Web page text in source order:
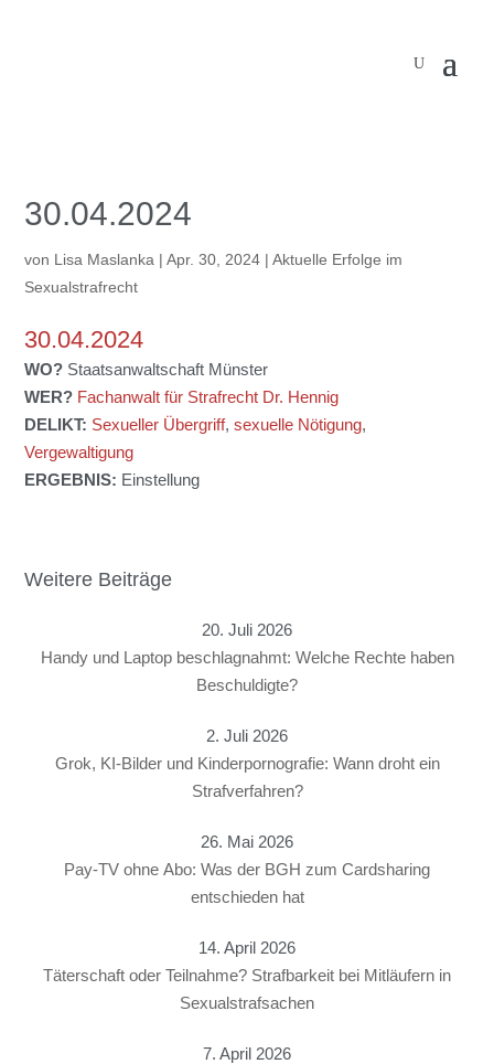
30.04.2024
von Lisa Maslanka |Apr. 30, 2024 |Aktuelle Erfolge im
Sexualstrafrecht
30.04.2024
WO? Staatsanwaltschaft Münster
WER? Fachanwalt für Strafrecht Dr. Hennig
DELIKT: Sexueller Übergriff,sexuelle Nötigung,
Vergewaltigung
ERGEBNIS: Einstellung
Weitere Beiträge
20. Juli 2026
Handy und Laptop beschlagnahmt: Welche Rechte haben
Beschuldigte?
2. Juli 2026
Grok, KI-Bilder und Kinderpornografie: Wann droht ein
Strafverfahren?
26. Mai 2026
Pay-TV ohne Abo: Was der BGH zum Cardsharing
entschieden hat
14. April 2026
Täterschaft oder Teilnahme? Strafbarkeit bei Mitläufern in
Sexualstrafsachen
7. April 2026